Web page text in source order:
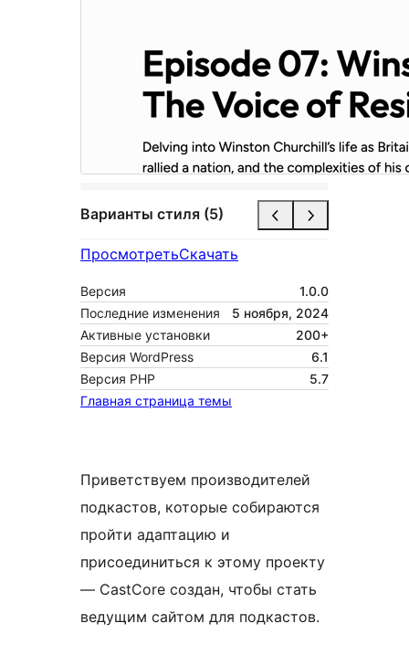
Варианты стиля (5)
ПросмотретьСкачать
Версия
1.0.0
Последние изменения
5 ноября, 2024
Активные установки
200+
Версия WordPress
6.1
Версия PHP
5.7
Главная страница темы
Приветствуем производителей
подкастов, которые собираются
пройти адаптацию и
присоединиться к этому проекту
— CastCore создан, чтобы стать
ведущим сайтом для подкастов.